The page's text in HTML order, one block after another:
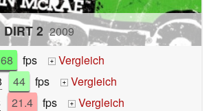
2 2009
68 fps +
Vergleich
44 fps +
Vergleich
21.4 fps +
Vergleich